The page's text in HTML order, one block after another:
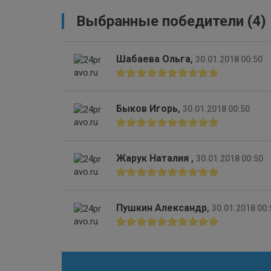
Выбранные победители (4)
Шабаева Ольга, 30.01.2018 00:50
Быков Игорь, 30.01.2018 00:50
Жарук Наталия , 30.01.2018 00:50
Пушкин Александр, 30.01.2018